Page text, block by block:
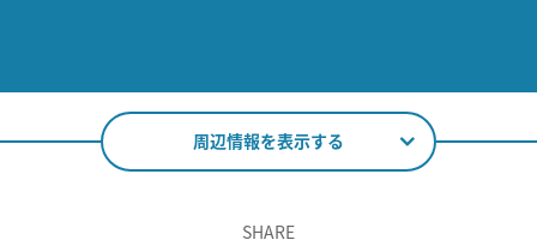
周辺情報を表示する
SHARE